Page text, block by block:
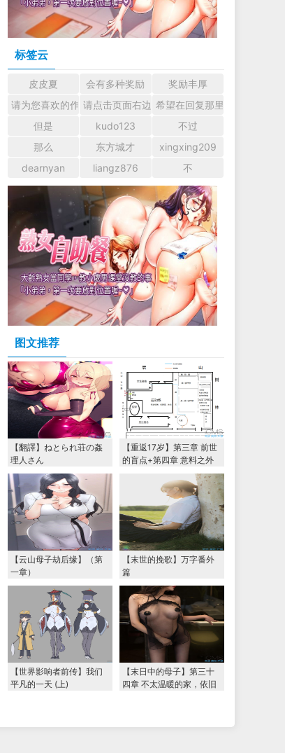
标签云
皮皮夏 会有多种奖励
奖励丰厚
请为您喜欢的作者加油吧！ 认真回复交流
请点击页面右边的小手图标支持楼主。
希望在回复那里留下您的
但是
kudo123
不过
那么
东方城才
xingxing209
dearnyan
liangz876 不
图文推荐
【翻譯】ねとられ荘の姦
理人さん
【重返17岁】第三章 前世
的盲点+第四章 意料之外
的相认+番外篇（本文为女
主第一视角，两万字更
【云山母子劫后缘】（第
一章）
【末世的挽歌】万字番外
篇
【世界影响者前传】我们
平凡的一天 (上)
【末日中的母子】第三十
四章 不太温暖的家，依旧